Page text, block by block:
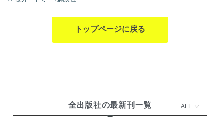
トップページに戻る
全出版社の最新刊一覧 ALL